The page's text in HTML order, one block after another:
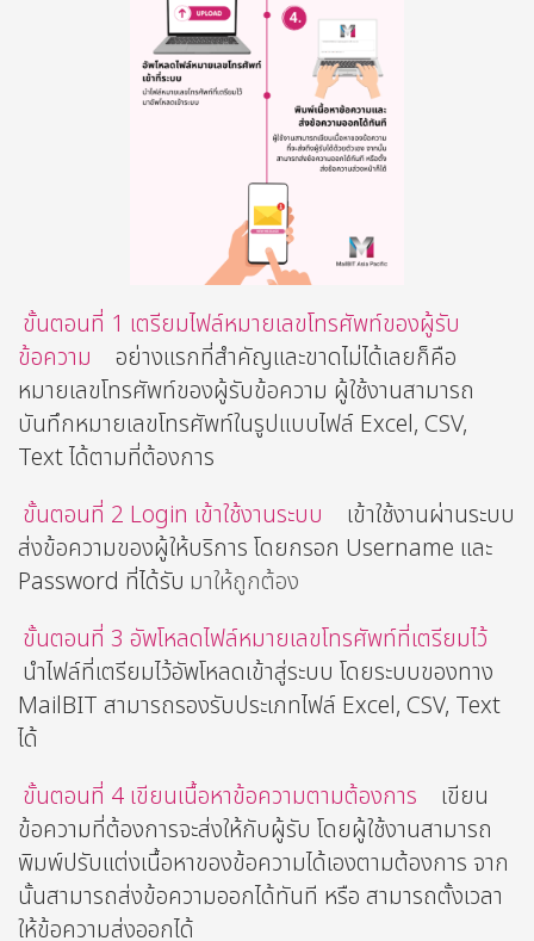
ขั้นตอนที่ 1 เตรียมไฟล์หมายเลขโทรศัพท์ของผู้รับ
ข้อความ
อย่างแรกที่สำคัญและขาดไม่ได้เลยก็คือ
หมายเลขโทรศัพท์ของผู้รับข้อความ ผู้ใช้งานสามารถ
บันทึกหมายเลขโทรศัพท์ในรูปแบบไฟล์ Excel, CSV,
Text ได้ตามที่ต้องการ
ขั้นตอนที่ 2 Login เข้าใช้งานระบบ
เข้าใช้งานผ่านระบบ
ส่งข้อความของผู้ให้บริการ โดยกรอก Username และ
Password ที่ได้รับ มาให้ถูกต้อง
ขั้นตอนที่ 3 อัพโหลดไฟล์หมายเลขโทรศัพท์ที่เตรียมไว้
นำไฟล์ที่เตรียมไว้อัพโหลดเข้าสู่ระบบ โดยระบบของทาง
MailBIT สามารถรองรับประเภทไฟล์ Excel, CSV, Text
ได้
ขั้นตอนที่ 4 เขียนเนื้อหาข้อความตามต้องการ
เขียน
ข้อความที่ต้องการจะส่งให้กับผู้รับ โดยผู้ใช้งานสามารถ
พิมพ์ปรับแต่งเนื้อหาของข้อความได้เองตามต้องการ จาก
นั้นสามารถส่งข้อความออกได้ทันที หรือ สามารถตั้งเวลา
ให้ข้อความส่งออกได้